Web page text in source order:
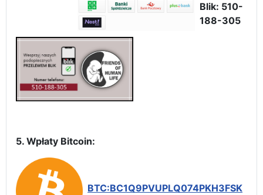
Blik: 510-
188-305
5. Wpłaty Bitcoin:
BTC:BC1Q9PVUPLQ074PKH3FSK